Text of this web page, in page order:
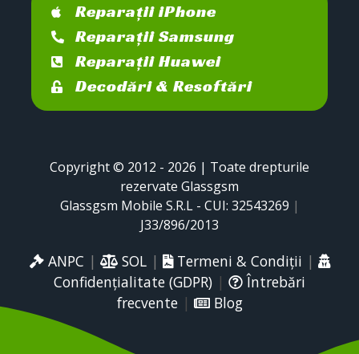
Reparații iPhone
Reparații Samsung
Reparații Huawei
Decodări & Resoftări
Copyright © 2012 - 2026 | Toate drepturile
rezervate Glassgsm
Glassgsm Mobile S.R.L - CUI: 32543269 |
J33/896/2013
ANPC | SOL| Termeni & Condiții |
Confidențialitate (GDPR) |
Întrebări
frecvente| Blog